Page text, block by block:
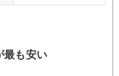
最も安い